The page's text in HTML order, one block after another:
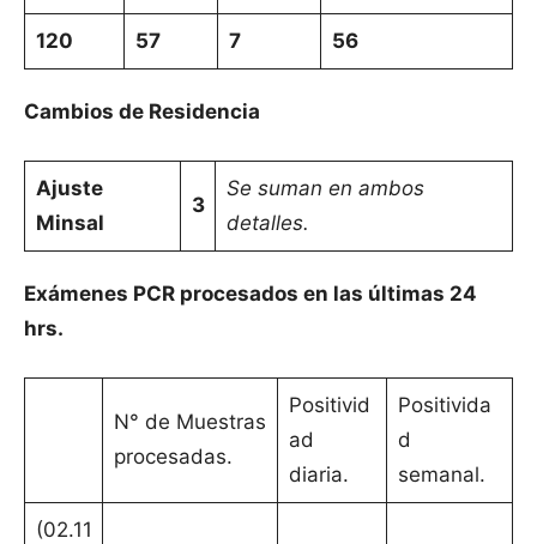
120 57 7 56
Cambios de Residencia
Ajuste
Minsal
3
Se suman en ambos
detalles.
Exámenes PCR procesados en las últimas 24
hrs.
N° de Muestras
procesadas.
Positivid
ad
diaria.
Positivida
d
semanal.
(02.11